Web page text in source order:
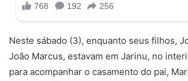
Neste sábado (3), enquanto seus filhos,
João Marcus, estavam em Jarinu, no
para acompanhar o casamento do pai,